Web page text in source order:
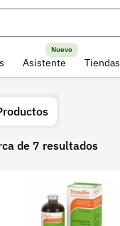
Asistente
Nuevo
Tiendas
de 7 resultados